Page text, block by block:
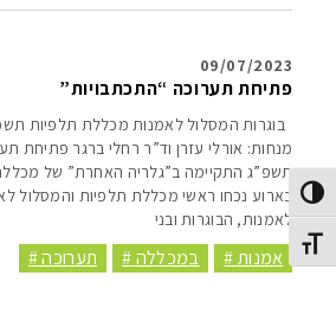
Toggle High Contrast
Toggle Font size
09/07/2023
פתיחת תערוכה “התכתבויות”
בוגרות המסלול לאמנות מכללת תלפיות
מנחות: אורלי עזרן וד”ר רחלי ברגר פתיחת
תשפ”ג התקיימה ב”גלריה האחרת” של מכללת
בארוע נכחו ראשי מכללת תלפיות והמסלול
לאמנות, הבוגרות ובני
אמנות # במכללה # תערוכה #